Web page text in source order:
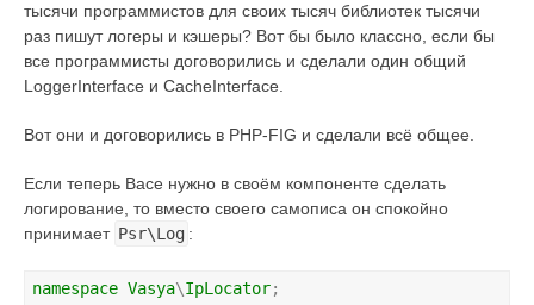
тысячи программистов для своих тысяч библиотек тысячи
раз пишут логеры и кэшеры? Вот бы было классно, если бы
все программисты договорились и сделали один общий
LoggerInterface и CacheInterface.
Вот они и договорились в PHP-FIG и сделали всё общее.
Если теперь Васе нужно в своём компоненте сделать
логирование, то вместо своего самописа он спокойно
принимает Psr\Log :
namespace Vasya\IpLocator;